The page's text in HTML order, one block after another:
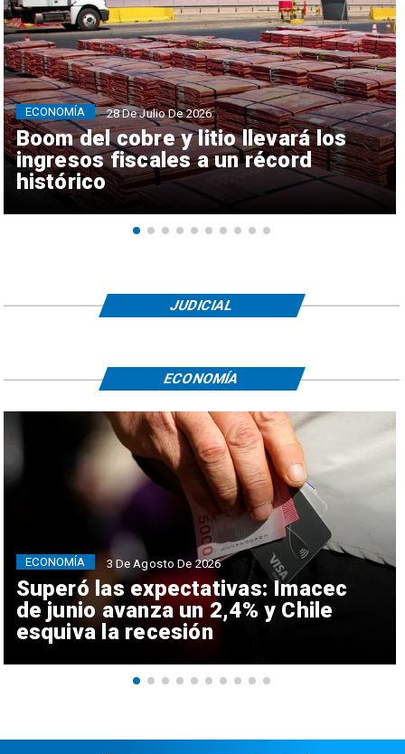
Boom del cobre y litio llevará los
ingresos fiscales a un récord
histórico
ECONOMÍA 28 De Julio De 2026
JUDICIAL
Superó las expectativas: Imacec
de junio avanza un 2,4% y Chile
esquiva la recesión
ECONOMÍA 3 De Agosto De 2026
ECONOMÍA